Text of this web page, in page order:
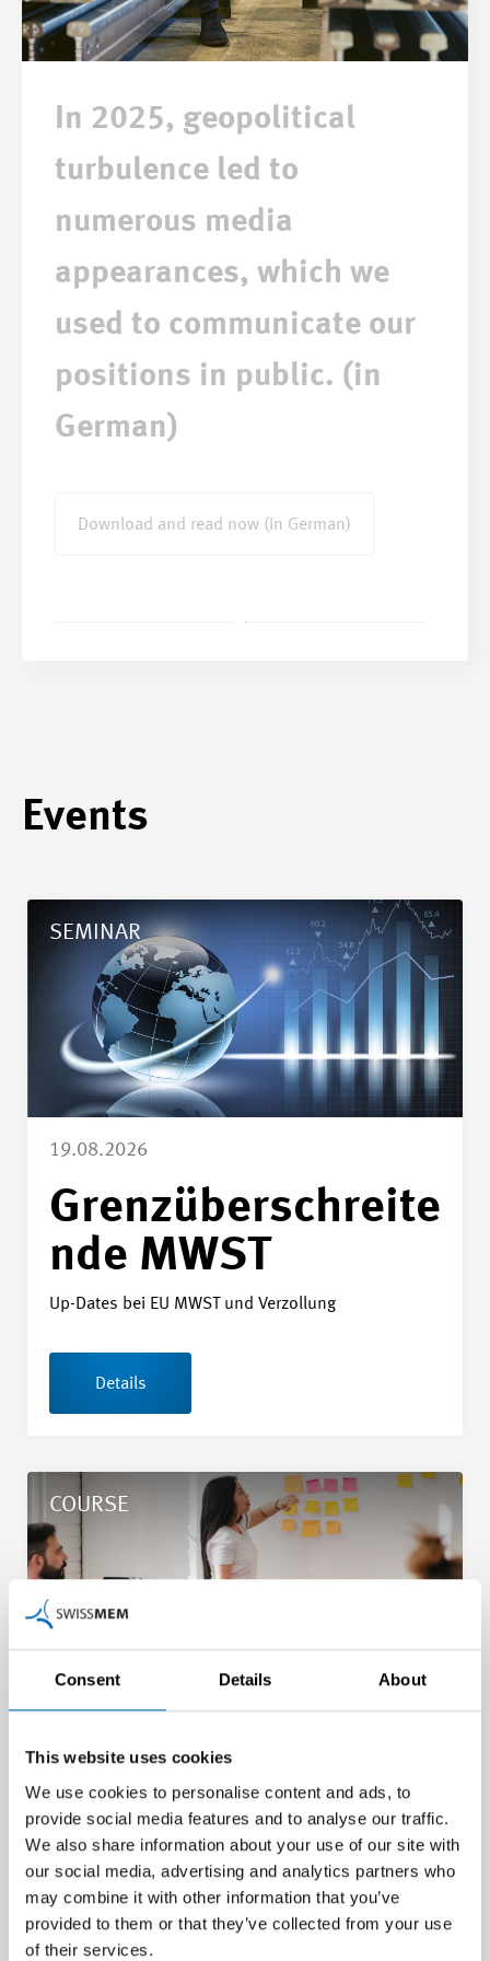
Consent Details About
This website uses cookies
We use cookies to personalise content and ads, to
provide social media features and to analyse our traffic.
We also share information about your use of our site with
our social media, advertising and analytics partners who
may combine it with other information that you’ve
provided to them or that they’ve collected from your use
of their services.
In 2025, geopolitical
turbulence led to
numerous media
appearances, which we
used to communicate our
positions in public. (in
German)
Download and read now (in German)
Events
SEMINAR
19.08.2026
Grenzüberschreite
nde MWST
Up-Dates bei EU MWST und Verzollung
Details
Details Grenzüberschreitende MWST
COURSE
Lean Six Sigma
Green Belt
Zertifizierung
Details
Details Lean Six Sigma Green Belt Zertifizierung